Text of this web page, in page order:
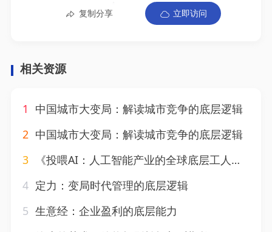
复制分享 立即访问
相关资源
1
中国城市大变局：解读城市竞争的底层逻辑
2 中国城市大变局：解读城市竞争的底层逻辑
3
《投喂AI：人工智能产业的全球底层工人纪实》
4 定力：变局时代管理的底层逻辑
5 生意经：企业盈利的底层能力